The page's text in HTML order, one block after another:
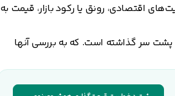
اقتصادی، رونق یا رکود بازار، قیمت به
را پشت سر گذاشته است. که به بررسی آنها